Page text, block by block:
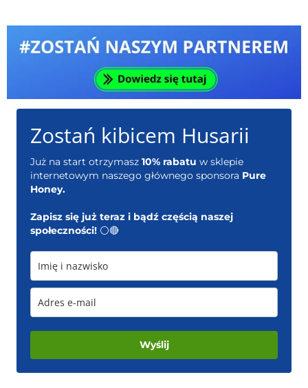
Zostań kibicem Husarii
Już na start otrzymasz 10% rabatu w sklepie
internetowym naszego głównego sponsora Pure
Honey.
Zapisz się już teraz i bądź częścią naszej
społeczności! ⚪️🔴
Wyślij